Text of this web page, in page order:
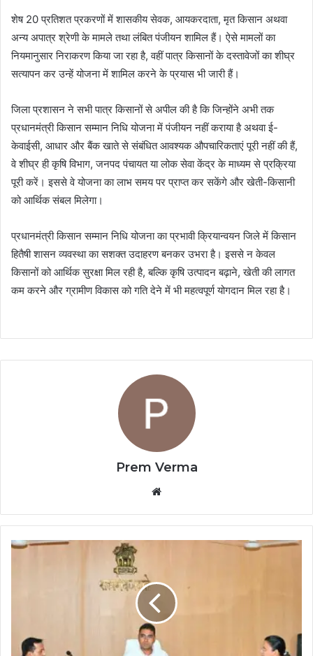
शेष 20 प्रतिशत प्रकरणों में शासकीय सेवक, आयकरदाता, मृत किसान अथवा
अन्य अपात्र श्रेणी के मामले तथा लंबित पंजीयन शामिल हैं। ऐसे मामलों का
नियमानुसार निराकरण किया जा रहा है, वहीं पात्र किसानों के दस्तावेजों का शीघ्र
सत्यापन कर उन्हें योजना में शामिल करने के प्रयास भी जारी हैं।
जिला प्रशासन ने सभी पात्र किसानों से अपील की है कि जिन्होंने अभी तक
प्रधानमंत्री किसान सम्मान निधि योजना में पंजीयन नहीं कराया है अथवा ई-
केवाईसी, आधार और बैंक खाते से संबंधित आवश्यक औपचारिकताएं पूरी नहीं की हैं,
वे शीघ्र ही कृषि विभाग, जनपद पंचायत या लोक सेवा केंद्र के माध्यम से प्रक्रिया
पूरी करें। इससे वे योजना का लाभ समय पर प्राप्त कर सकेंगे और खेती-किसानी
को आर्थिक संबल मिलेगा।
प्रधानमंत्री किसान सम्मान निधि योजना का प्रभावी क्रियान्वयन जिले में किसान
हितैषी शासन व्यवस्था का सशक्त उदाहरण बनकर उभरा है। इससे न केवल
किसानों को आर्थिक सुरक्षा मिल रही है, बल्कि कृषि उत्पादन बढ़ाने, खेती की लागत
कम करने और ग्रामीण विकास को गति देने में भी महत्वपूर्ण योगदान मिल रहा है।
Prem Verma